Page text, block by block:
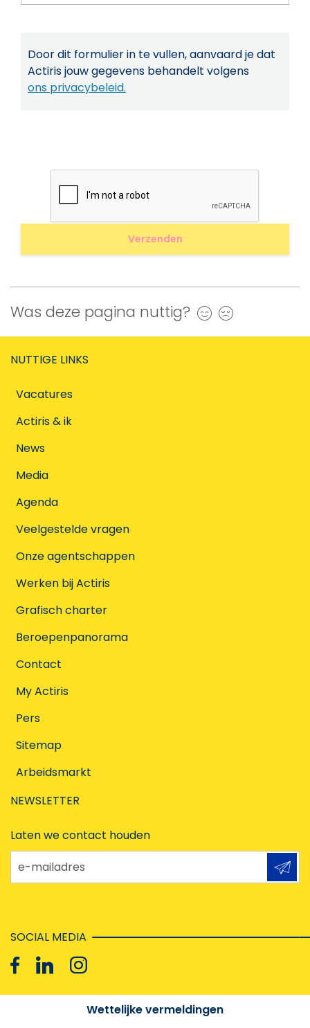
Door dit formulier in te vullen, aanvaard je dat
Actiris jouw gegevens behandelt volgens
ons privacybeleid.
Was deze pagina nuttig? Ja
NUTTIGE LINKS
Vacatures
Actiris & ik
News
Media
Agenda
Veelgestelde vragen
Onze agentschappen
Werken bij Actiris
Grafisch charter
Beroepenpanorama
Contact
My Actiris
Pers
Sitemap
Arbeidsmarkt
NEWSLETTER
Laten we contact houden
e-mailadres
SOCIAL MEDIA
Wettelijke vermeldingen